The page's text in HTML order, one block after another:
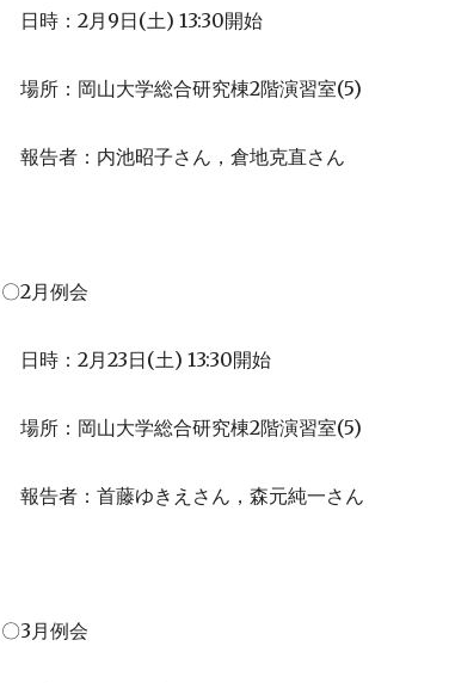
日時： 2月 9 日 (土) 13:30開始
場所：岡山大学総合研究棟2階演習室(5)
報告者：内池昭子さん，倉地克直さん
〇2月例会
日時： 2月 23 日 (土) 13:30開始
場所：岡山大学総合研究棟2階演習室(5)
報告者：首藤ゆきえさん，森元純一さん
〇3 月例会